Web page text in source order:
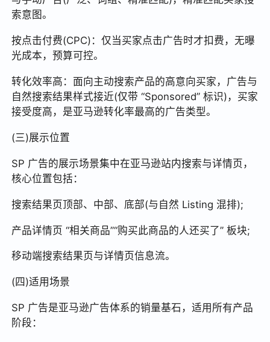
索意图。
按点击付费(CPC)：仅当买家点击广告时才扣费，无曝
光成本，预算可控。
转化效率高：面向主动搜索产品的高意向买家，广告与
自然搜索结果样式接近(仅带 “Sponsored” 标识)，买家
接受度高，是亚马逊转化率最高的广告类型。
(三)展示位置
SP 广告的展示场景集中在亚马逊站内搜索与详情页，
核心位置包括：
搜索结果页顶部、中部、底部(与自然 Listing 混排);
产品详情页 “相关商品”“购买此商品的人还买了” 板块;
移动端搜索结果页与详情页信息流。
(四)适用场景
SP 广告是亚马逊广告体系的销量基石，适用所有产品
阶段：